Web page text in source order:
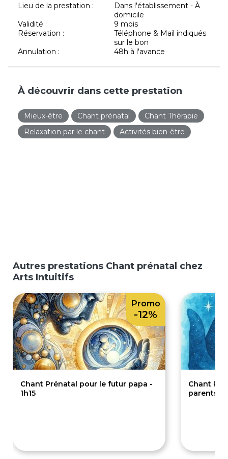
Lieu de la prestation :
Dans l'établissement - À
domicile
Validité :
9 mois
Réservation :
Téléphone & Mail indiqués
sur le bon
Annulation :
48h à l'avance
À découvrir dans cette prestation
Mieux-être Chant prénatal
Chant Thérapie
Relaxation par le chant
Activités bien-être
Autres prestations Chant prénatal chez
Arts Intuitifs
Chant Prénatal pour le futur papa -
1h15
Promo
-12%
Chant
parents -